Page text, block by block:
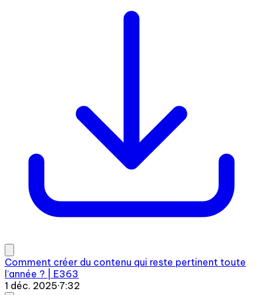
Comment créer du contenu qui reste pertinent toute
l’année ? | E363
1 déc. 2025·7:32